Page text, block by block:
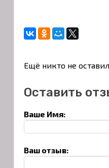
Ещё никто не
Оставить
Ваше Имя:
Ваш отзыв: